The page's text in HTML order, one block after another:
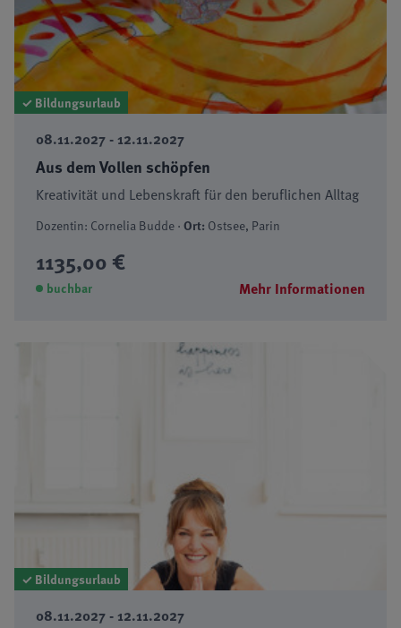
✓ Bildungsurlaub
08.11.2027 - 12.11.2027
Aus dem Vollen schöpfen
Kreativität und Lebenskraft für den beruflichen Alltag
Dozentin: Cornelia Budde ·Ort: Ostsee, Parin
1135,00 €
buchbar Mehr Informationen
✓ Bildungsurlaub
08.11.2027 - 12.11.2027